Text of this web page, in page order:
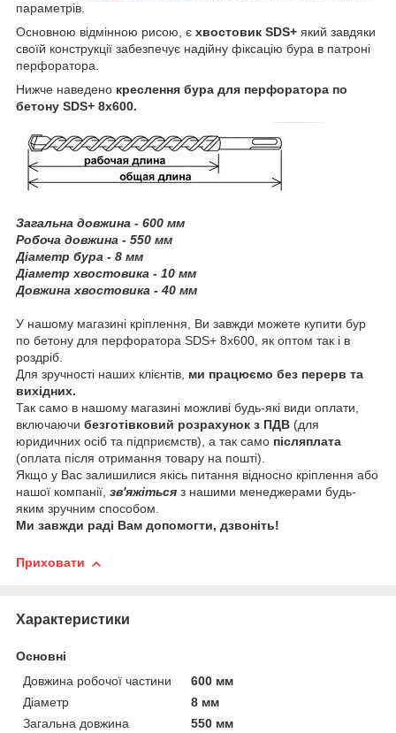
параметрів.
Основною відмінною рисою, є хвостовик SDS+ який завдяки
своїй конструкції забезпечує надійну фіксацію бура в патроні
перфоратора.
Нижче наведено креслення бура для перфоратора по
бетону SDS+ 8х600.
Загальна довжина - 600 мм
Робоча довжина - 550 мм
Діаметр бура - 8 мм
Діаметр хвостовика - 10 мм
Довжина хвостовика - 40 мм
У нашому магазині кріплення, Ви завжди можете купити бур
по бетону для перфоратора SDS+ 8х600, як оптом так і в
роздріб.
Для зручності наших клієнтів, ми працюємо без перерв та
вихідних.
Так само в нашому магазині можливі будь-які види оплати,
включаючи безготівковий розрахунок з ПДВ (для
юридичних осіб та підприємств), а так само післяплата
(оплата після отримання товару на пошті).
Якщо у Вас залишилися якісь питання відносно кріплення або
нашої компанії, зв'яжіться з нашими менеджерами будь-
яким зручним способом.
Ми завжди раді Вам допомогти, дзвоніть!
Приховати
Характеристики
Основні
Довжина робочої частини
600 мм
Діаметр
8 мм
Загальна довжина
550 мм